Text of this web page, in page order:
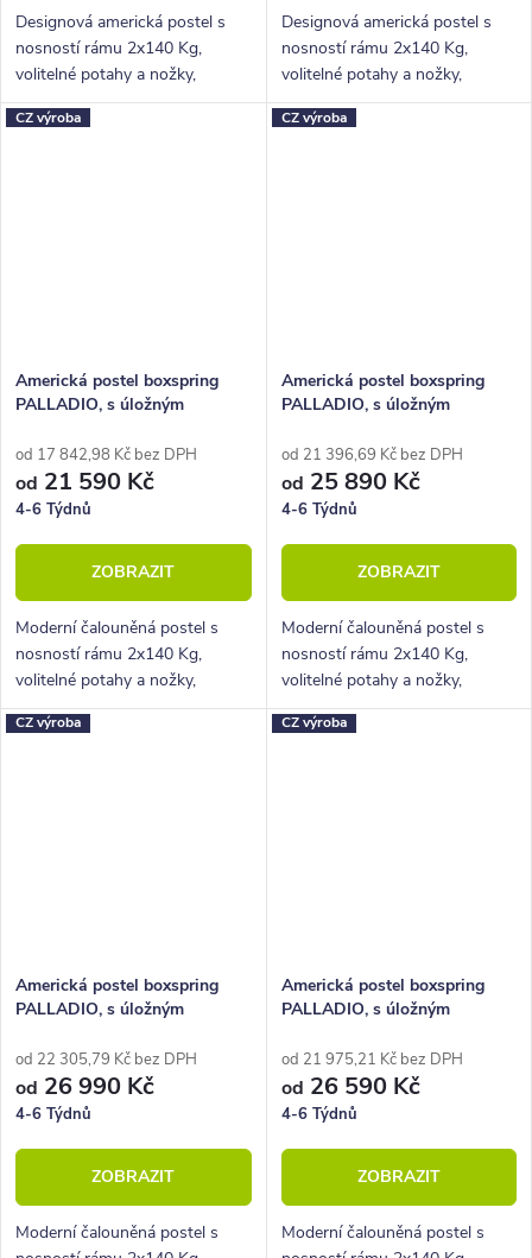
Designová americká postel s
nosností rámu 2x140 Kg,
volitelné potahy a nožky,
hluboký úložný prostor.
Designová americká postel s
nosností rámu 2x140 Kg,
volitelné potahy a nožky,
hluboký úložný prostor.
CZ výroba
Americká postel boxspring
PALLADIO, s úložným
od 17 842,98 Kč bez DPH
od 21 590 Kč
4-6 Týdnů
ZOBRAZIT
Moderní čalouněná postel s
nosností rámu 2x140 Kg,
volitelné potahy a nožky,
hluboký úložný prostor.
CZ výroba
Americká postel boxspring
PALLADIO, s úložným
od 21 396,69 Kč bez DPH
od 25 890 Kč
4-6 Týdnů
ZOBRAZIT
Moderní čalouněná postel s
nosností rámu 2x140 Kg,
volitelné potahy a nožky,
hluboký úložný prostor.
CZ výroba
Americká postel boxspring
PALLADIO, s úložným
od 22 305,79 Kč bez DPH
od 26 990 Kč
4-6 Týdnů
ZOBRAZIT
Moderní čalouněná postel s
CZ výroba
Americká postel boxspring
PALLADIO, s úložným
od 21 975,21 Kč bez DPH
od 26 590 Kč
4-6 Týdnů
ZOBRAZIT
Moderní čalouněná postel s